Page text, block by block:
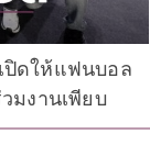
ปิดให้แฟนบอล
มงานเพียบ